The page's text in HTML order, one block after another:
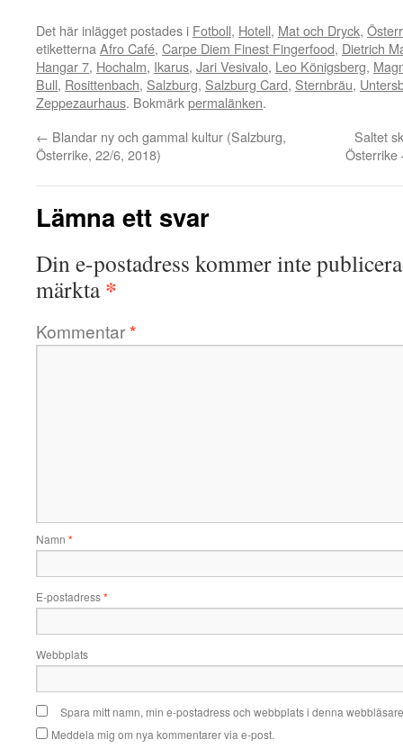
Det här inlägget postades i Fotboll, Hotell, Mat och Dryck,
etiketterna Afro Café, Carpe Diem Finest Fingerfood, Dietrich
Hangar 7, Hochalm, Ikarus, Jari Vesivalo, Leo Königsberg,
Bull, Rosittenbach, Salzburg, Salzburg Card, Sternbräu,
Zeppezaurhaus. Bokmärkpermalänken.
← Blandar ny och gammal kultur (Salzburg,
Österrike, 22/6, 2018)
Saltet
Österrike
Lämna ett svar
Din e-postadress kommer inte
märkta*
Kommentar*
Namn *
E-postadress*
Webbplats
Spara mitt namn, min e-postadress och webbplats i denna
Meddela mig om nya kommentarer via e-post.